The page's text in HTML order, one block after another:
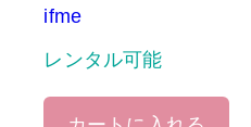
ifme
レンタル可能